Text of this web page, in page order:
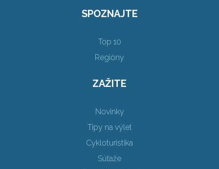
SPOZNAJTE
Top 10
Regióny
ZAŽITE
Novinky
Tipy na výlet
Cykloturistika
Súťaže